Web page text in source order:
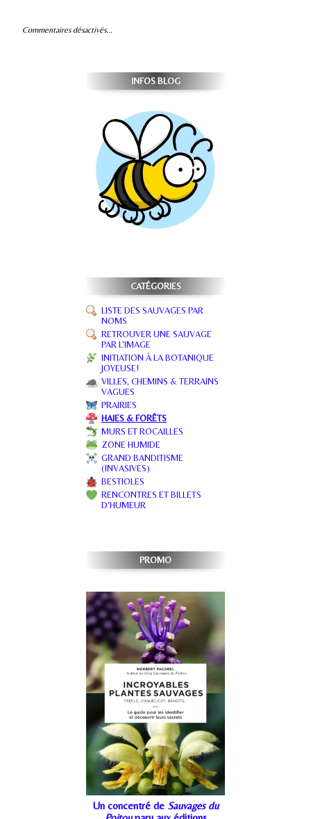
Commentaires désactivés...
INFOS BLOG
CATÉGORIES
LISTE DES SAUVAGES PAR
NOMS
RETROUVER UNE SAUVAGE
PAR L'IMAGE
INITIATION À LA BOTANIQUE
JOYEUSE!
VILLES, CHEMINS & TERRAINS
VAGUES
PRAIRIES
HAIES & FORÊTS
MURS ET ROCAILLES
ZONE HUMIDE
GRAND BANDITISME
(INVASIVES)
BESTIOLES
RENCONTRES ET BILLETS
D'HUMEUR
PROMO
Un concentré de Sauvages du